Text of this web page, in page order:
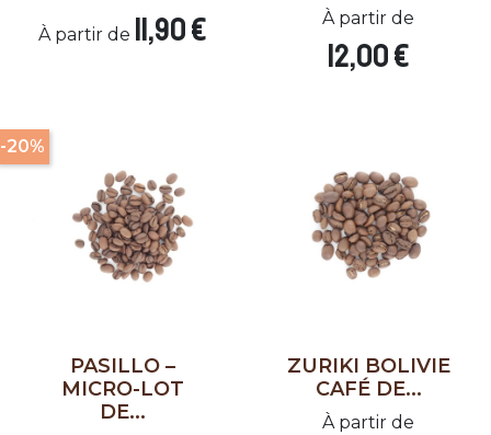
À partir de 11,90 € À partir de
12,00 €
PASILLO –
MICRO-LOT
DE...
-20%
ZURIKI BOLIVIE
CAFÉ DE...
À partir de